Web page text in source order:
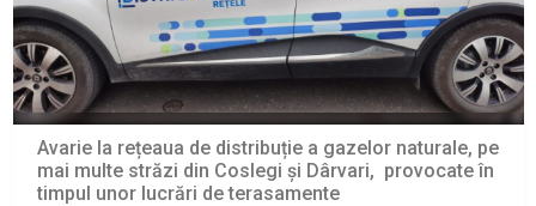
Avarie la rețeaua de distribuție a gazelor naturale, pe
mai multe străzi din Coslegi și Dârvari, provocate în
timpul unor lucrări de terasamente